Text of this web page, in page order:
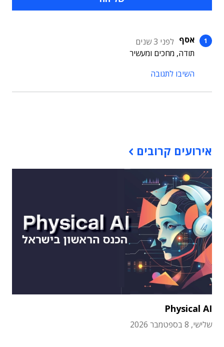
אסף לפני 3 שנים
תודה, מחכים ומעשיר
השיבו לתגובה
אירועים קרובים
Physical AI
שלישי, 8 בספטמבר 2026